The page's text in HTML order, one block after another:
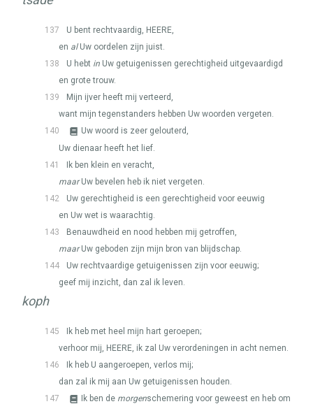
137 U bent rechtvaardig, HEERE,
en alUw oordelen zijn juist.
138
U hebt in Uw getuigenissen gerechtigheid uitgevaardigd
en grote trouw.
139
Mijn ijver heeft mij verteerd,
want mijn tegenstanders hebben Uw woorden vergeten.
140
Uw woord is zeer gelouterd,
Uw dienaar heeft het lief.
141
Ik ben klein en veracht,
maarUw bevelen heb ik niet vergeten.
142
Uw gerechtigheid is een gerechtigheid voor eeuwig
en Uw wet is waarachtig.
143
Benauwdheid en nood hebben mij getroffen,
maarUw geboden zijn mijn bron van blijdschap.
144
Uw rechtvaardige getuigenissen zijn voor eeuwig;
geef mij inzicht, dan zal ik leven.
koph
145
Ik heb met heel mijn hart geroepen;
verhoor mij, HEERE, ik zal Uw verordeningen in acht nemen.
146
Ik heb U aangeroepen, verlos mij;
dan zal ik mij aan Uw getuigenissen houden.
147
Ik ben de morgenschemering voor geweest en heb om